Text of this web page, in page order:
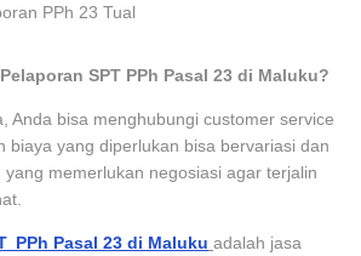
PPh 23 Tual
SPT PPh Pasal 23 di Maluku?
Anda bisa menghubungi customer service
biaya yang diperlukan bisa bervariasi dan
memerlukan negosiasi agar terjalin
PPh Pasal 23 di Maluku adalah jasa